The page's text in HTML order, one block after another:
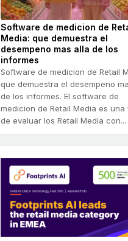
Software de medicion de
Media: que demuestra el
desempeno mas alla de los
informes
Software de medicion de Retail
que demuestra el desempeno
de los informes. El software de
medicion de Retail Media es una
de evaluar los Retail Media con...